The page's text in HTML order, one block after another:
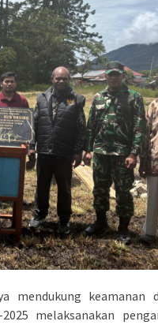
mendukung keamanan
melaksanakan